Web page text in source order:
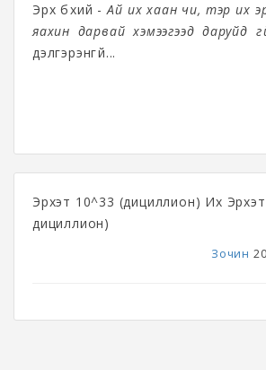
Эрх бүхий -Ай их хаан чи, тэр их
яахин дарвай хэмээгээд даруйд
дэлгэрэнгүй...
Эрхэт 10^33 (дициллион) Их
дициллион)
Зочин